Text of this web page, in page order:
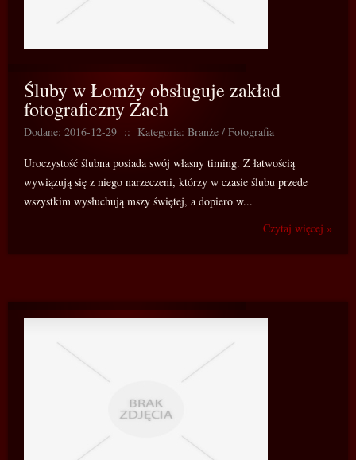
Śluby w Łomży obsługuje zakład
fotograficzny Zach
Dodane: 2016-12-29 :: Kategoria: Branże / Fotografia
Uroczystość ślubna posiada swój własny timing. Z łatwością
wywiązują się z niego narzeczeni, którzy w czasie ślubu przede
wszystkim wysłuchują mszy świętej, a dopiero w...
Czytaj więcej »